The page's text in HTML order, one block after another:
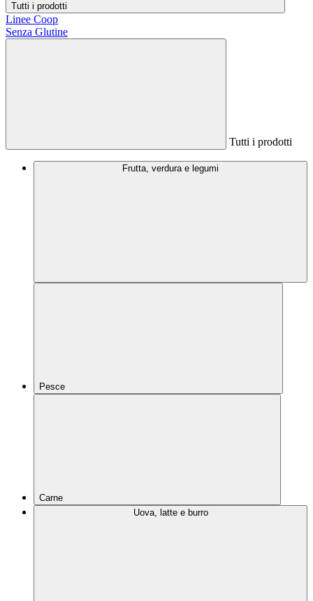
Tutti i prodotti
Linee Coop
Senza Glutine
Tutti i prodotti
Frutta, verdura e legumi
Pesce
Carne
Uova, latte e burro